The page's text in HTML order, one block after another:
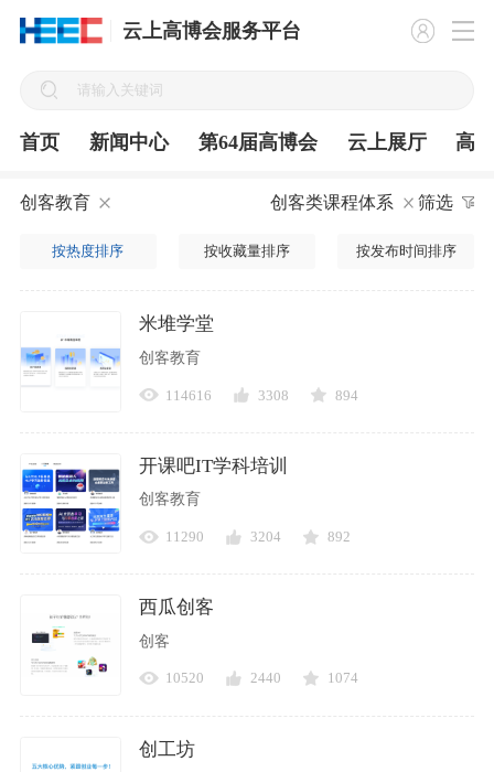
云上高博会服务平台
首页 新闻中心 第64届高博会 云上展厅 高
创客教育 创客类课程体系 筛选
按热度排序 按收藏量排序 按发布时间排序
米堆学堂
创客教育
114616 3308 894
开课吧IT学科培训
创客教育
11290 3204 892
西瓜创客
创客
10520 2440 1074
创工坊